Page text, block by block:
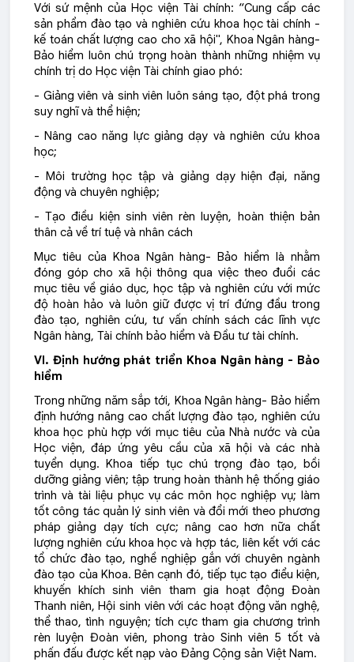
Với sứ mệnh của Học viện Tài chính: “Cung cấp các
sản phẩm đào tạo và nghiên cứu khoa học tài chính -
kế toán chất lượng cao cho xã hội", Khoa Ngân hàng-
Bảo hiểm luôn chú trọng hoàn thành những nhiệm vụ
chính trị do Học viện Tài chính giao phó:
- Giảng viên và sinh viên luôn sáng tạo, đột phá trong
suy nghĩ và thể hiện;
- Nâng cao năng lực giảng dạy và nghiên cứu khoa
học;
- Môi trường học tập và giảng dạy hiện đại, năng
động và chuyên nghiệp;
- Tạo điều kiện sinh viên rèn luyện, hoàn thiện bản
thân cả về trí tuệ và nhân cách
Mục tiêu của Khoa Ngân hàng- Bảo hiểm là nhằm
đóng góp cho xã hội thông qua việc theo đuổi các
mục tiêu về giáo dục, học tập và nghiên cứu với mức
độ hoàn hảo và luôn giữ được vị trí đứng đầu trong
đào tạo, nghiên cứu, tư vấn chính sách các lĩnh vực
Ngân hàng, Tài chính bảo hiểm và Đầu tư tài chính.
VI. Định hướng phát triển Khoa Ngân hàng - Bảo
hiểm
Trong những năm sắp tới, Khoa Ngân hàng- Bảo hiểm
định hướng nâng cao chất lượng đào tạo, nghiên cứu
khoa học phù hợp với mục tiêu của Nhà nước và của
Học viện, đáp ứng yêu cầu của xã hội và các nhà
tuyển dụng. Khoa tiếp tục chú trọng đào tạo, bồi
dưỡng giảng viên; tập trung hoàn thành hệ thống giáo
trình và tài liệu phục vụ các môn học nghiệp vụ; làm
tốt công tác quản lý sinh viên và đổi mới theo phương
pháp giảng dạy tích cực; nâng cao hơn nữa chất
lượng nghiên cứu khoa học và hợp tác, liên kết với các
tổ chức đào tạo, nghề nghiệp gắn với chuyên ngành
đào tạo của Khoa. Bên cạnh đó, tiếp tục tạo điểu kiện,
khuyến khích sinh viên tham gia hoạt động Đoàn
Thanh niên, Hội sinh viên với các hoạt động văn nghệ,
thể thao, tình nguyện; tích cực tham gia chương trình
rèn luyện Đoàn viên, phong trào Sinh viên 5 tốt và
phấn đấu được kết nạp vào Đảng Cộng sản Việt Nam.